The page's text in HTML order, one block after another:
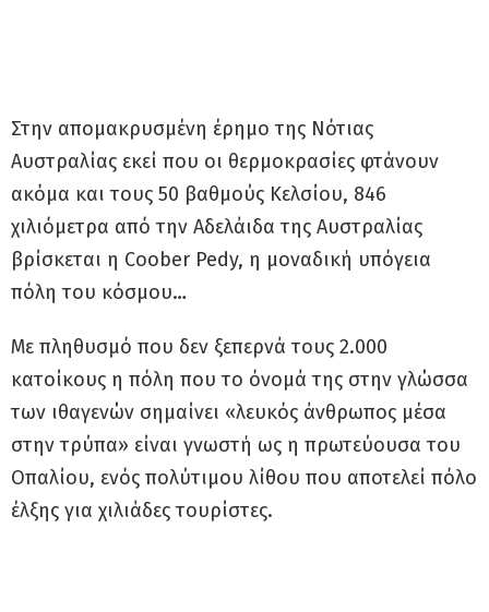
Στην απομακρυσμένη έρημο της Νότιας
Αυστραλίας εκεί που οι θερμοκρασίες φτάνουν
ακόμα και τους 50 βαθμούς Κελσίου, 846
χιλιόμετρα από την Αδελάιδα της Αυστραλίας
βρίσκεται η Coober Pedy, η μοναδική υπόγεια
πόλη του κόσμου…
Με πληθυσμό που δεν ξεπερνά τους 2.000
κατοίκους η πόλη που το όνομά της στην γλώσσα
των ιθαγενών σημαίνει «λευκός άνθρωπος μέσα
στην τρύπα» είναι γνωστή ως η πρωτεύουσα του
Οπαλίου, ενός πολύτιμου λίθου που αποτελεί πόλο
έλξης για χιλιάδες τουρίστες.